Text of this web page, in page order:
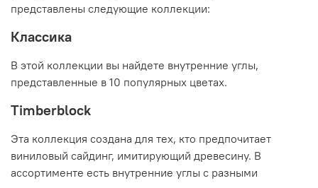
представлены следующие коллекции:
Классика
В этой коллекции вы найдете внутренние углы,
представленные в 10 популярных цветах.
Timberblock
Эта коллекция создана для тех, кто предпочитает
виниловый сайдинг, имитирующий древесину. В
ассортименте есть внутренние углы с разными